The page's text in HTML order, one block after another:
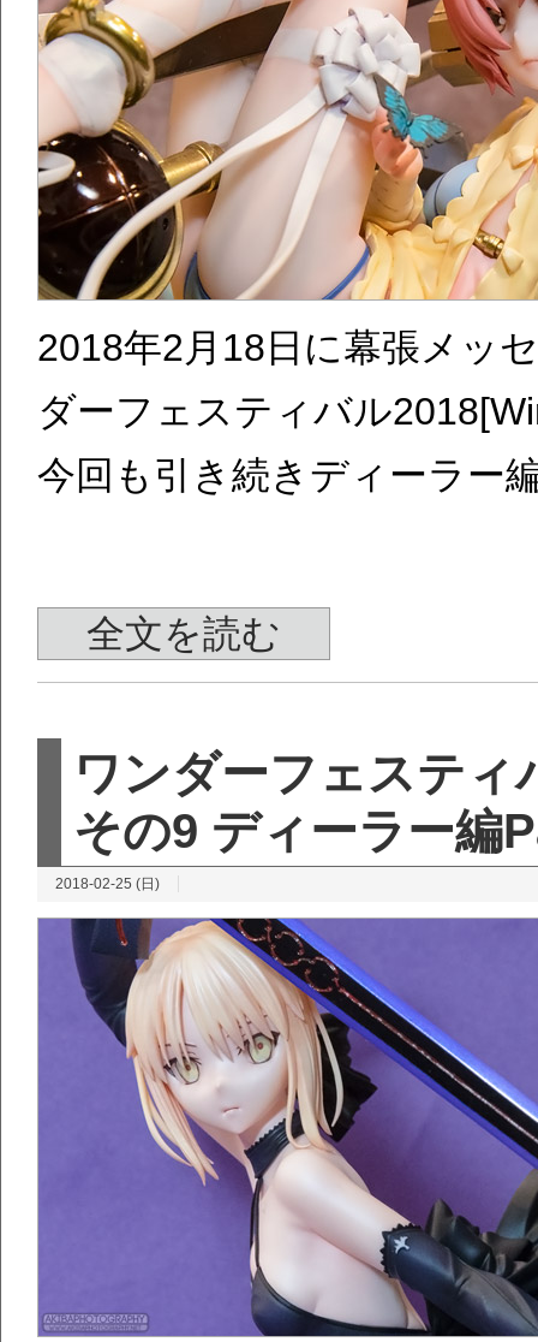
2018年2月18日に幕張メッ
ダーフェスティバル
今回も引き続きディーラー
全文を読む
ワンダーフェスティ
その9 ディーラー編
2018-02-25 (日)